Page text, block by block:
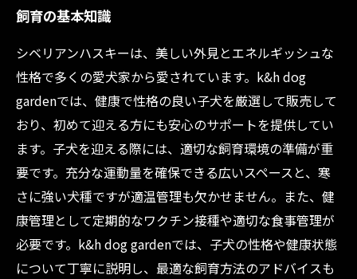
飼育の基本知識
シベリアンハスキーは、美しい外見とエネルギッシュな
性格で多くの愛犬家から愛されています。k&h dog
gardenでは、健康で性格の良い子犬を厳選して販売して
おり、初めて迎える方にも安心のサポートを提供してい
ます。子犬を迎える際には、適切な飼育環境の準備が重
要です。充分な運動量を確保できる広いスペースと、寒
さに強い犬種ですが適温管理も欠かせません。また、健
康管理として定期的なワクチン接種や適切な食事管理が
必要です。k&h dog gardenでは、子犬の性格や健康状態
について丁寧に説明し、最適な飼育方法のアドバイスも